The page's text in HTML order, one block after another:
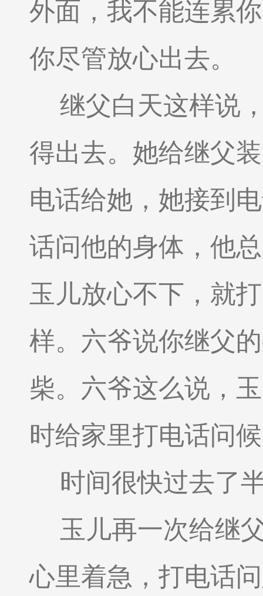
外面，我不能连累
你尽管放心出去。
继父白天这样说
得出去。她给继父
电话给她，她接到
话问他的身体，他
玉儿放心不下，就
样。六爷说你继父
柴。六爷这么说，
时给家里打电话问
时间很快过去了
玉儿再一次给继
心里着急，打电话